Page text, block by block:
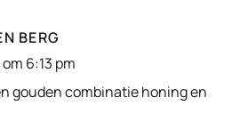
BERG
6:13 pm
gouden combinatie honing en